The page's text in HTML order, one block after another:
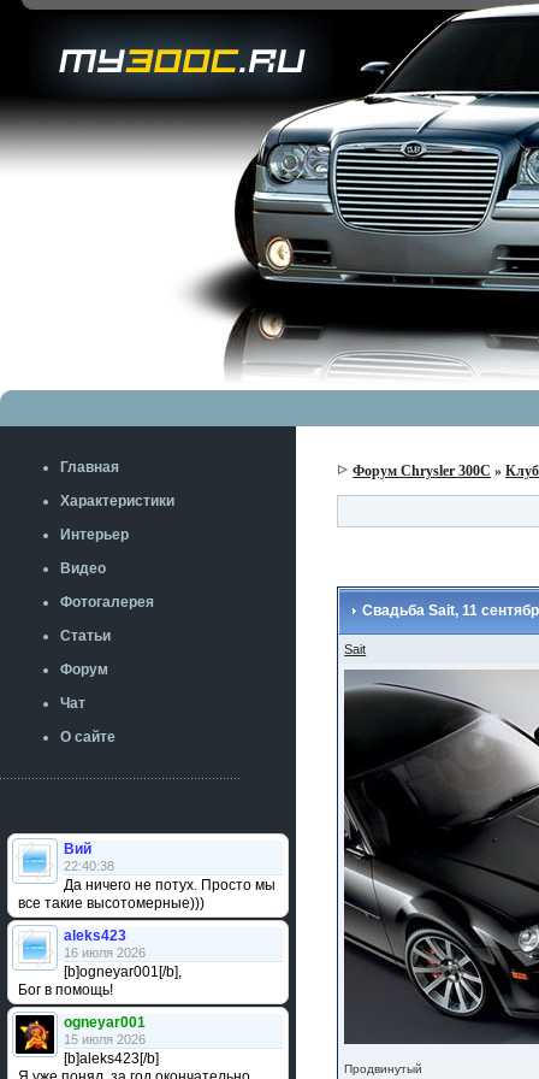
Главная
Характеристики
Интерьер
Видео
Фотогалерея
Статьи
Форум
Чат
О сайте
Вий
22:40:38
Да ничего не потух. Просто мы
все такие высотомерные)))
aleks423
16 июля 2026
[b]ogneyar001[/b],
Бог в помощь!
ogneyar001
15 июля 2026
[b]aleks423[/b]
Форум Chrysler 300C »Клуб
Свадьба Sait, 11
Sait
Продвинутый